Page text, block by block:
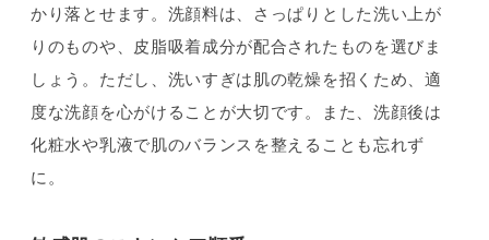
かり落とせます。洗顔料は、さっぱりとした洗い上が
りのものや、皮脂吸着成分が配合されたものを選びま
しょう。ただし、洗いすぎは肌の乾燥を招くため、適
度な洗顔を心がけることが大切です。また、洗顔後は
化粧水や乳液で肌のバランスを整えることも忘れず
に。